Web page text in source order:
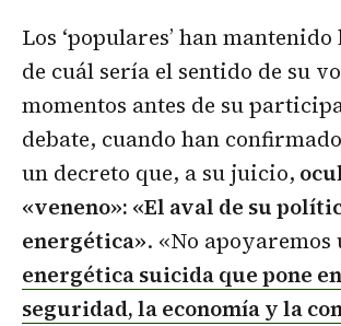
Los ‘populares’ han
de cuál sería el sentido de su
momentos antes de su
debate, cuando han confirmado
un decreto que, a su juicio,
«veneno»: «El aval de su
energética». «No apoyaremos
energética suicida que pone
seguridad, la economía y la